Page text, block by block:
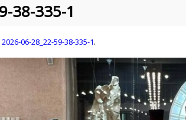
38-335-1
2026-06-28_22-59-38-335-1.